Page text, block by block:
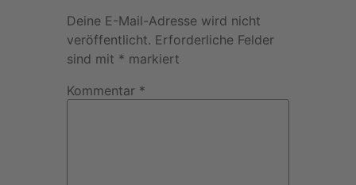
Deine E-Mail-Adresse wird nicht
veröffentlicht. Erforderliche Felder
sind mit * markiert
Kommentar *